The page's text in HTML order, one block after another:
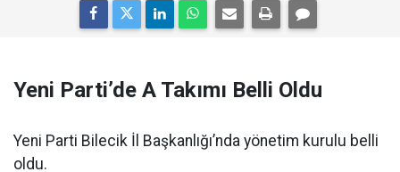
Yeni Parti’de A Takımı Belli Oldu
Yeni Parti Bilecik İl Başkanlığı’nda yönetim kurulu belli
oldu.